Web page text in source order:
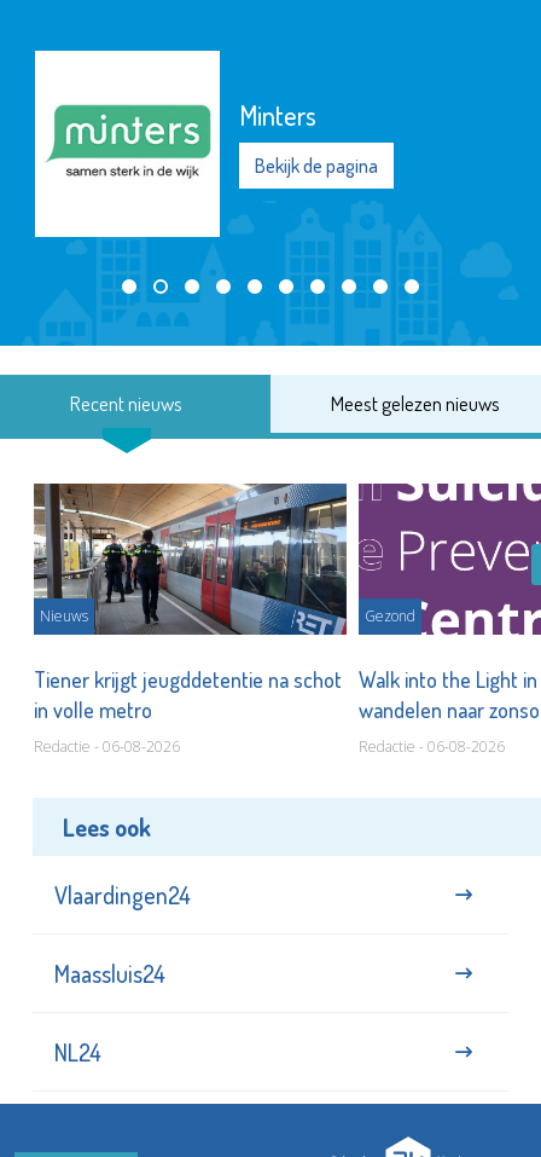
Minters
Bekijk de pagina
Recent nieuws Meest gelezen nieuws
Nieuws
Tiener krijgt jeugddetentie na schot
in volle metro
Redactie - 06-08-2026
Gezond
Walk into the Light in
wandelen naar
te staan bij suïcide
Redactie - 06-08-2026
Lees ook
Vlaardingen24
Maassluis24
NL24